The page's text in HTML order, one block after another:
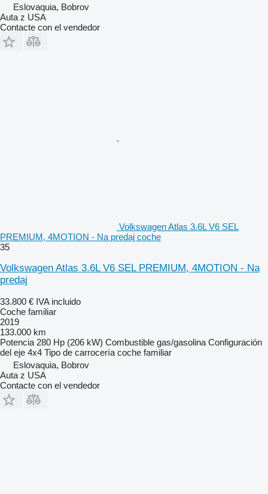
Eslovaquia, Bobrov
Auta z USA
Contacte con el vendedor
Volkswagen Atlas 3.6L V6 SEL
PREMIUM, 4MOTION - Na predaj coche
35
Volkswagen Atlas 3.6L V6 SEL PREMIUM, 4MOTION - Na
predaj
33.800 € IVA incluido
Coche familiar
2019
133.000 km
Potencia 280 Hp (206 kW) Combustible gas/gasolina Configuración
del eje 4x4 Tipo de carrocería coche familiar
Eslovaquia, Bobrov
Auta z USA
Contacte con el vendedor